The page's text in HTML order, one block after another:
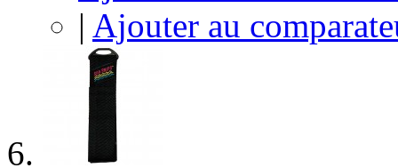
| Ajouter au